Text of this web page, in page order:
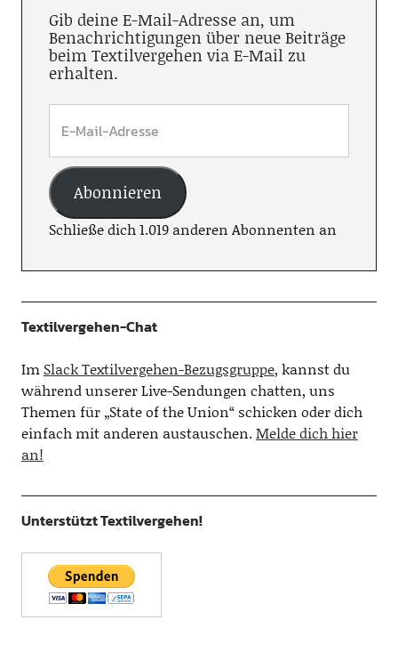
Gib deine E-Mail-Adresse an, um
Benachrichtigungen über neue Beiträge
beim Textilvergehen via E-Mail zu
erhalten.
Abonnieren
Schließe dich 1.019 anderen Abonnenten an
Textilvergehen-Chat
Im Slack Textilvergehen-Bezugsgruppe, kannst du
während unserer Live-Sendungen chatten, uns
Themen für „State of the Union“ schicken oder dich
einfach mit anderen austauschen.Melde dich hier
an!
Unterstützt Textilvergehen!